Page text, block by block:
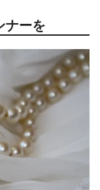
ナーを